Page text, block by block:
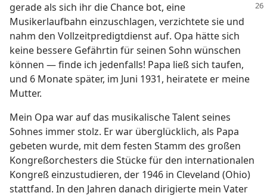
gerade als sich ihr die Chance bot, eine
Musikerlaufbahn einzuschlagen, verzichtete sie und
nahm den Vollzeitpredigtdienst auf. Opa hätte sich
keine bessere Gefährtin für seinen Sohn wünschen
können — finde ich jedenfalls! Papa ließ sich taufen,
und 6 Monate später, im Juni 1931, heiratete er meine
Mutter.
Mein Opa war auf das musikalische Talent seines
Sohnes immer stolz. Er war überglücklich, als Papa
gebeten wurde, mit dem festen Stamm des großen
Kongreßorchesters die Stücke für den internationalen
Kongreß einzustudieren, der 1946 in Cleveland (Ohio)
stattfand. In den Jahren danach dirigierte mein Vater